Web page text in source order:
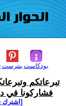
بنترست بودكاست
تبرعاتكم
فشاركونا في
[اشترك